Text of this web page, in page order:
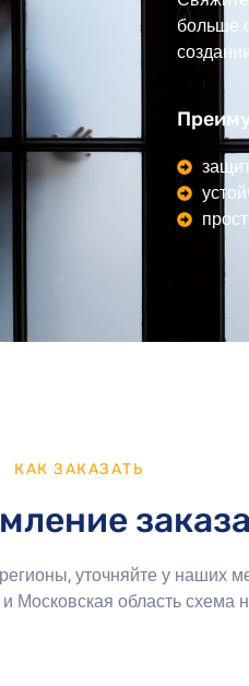
больше
КАК ЗАКАЗАТЬ
заказа
уточняйте у наших
Московская область схема